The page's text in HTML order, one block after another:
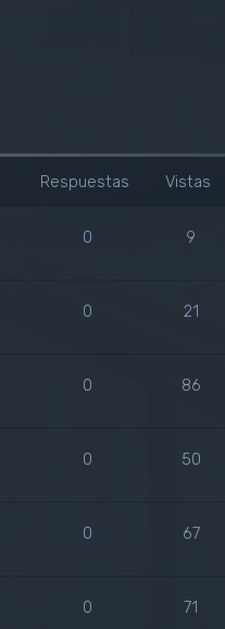
Respuestas Vistas
0 9
0 21
0 86
0 50
0 67
0 71